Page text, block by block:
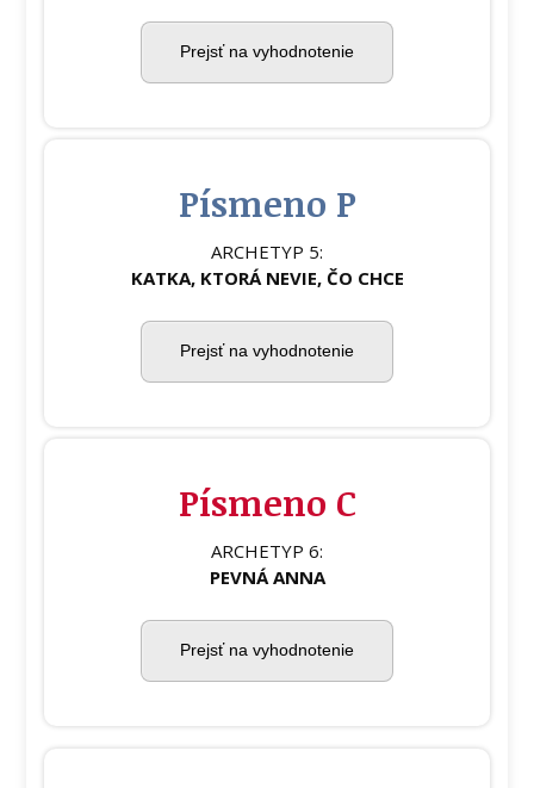
Prejsť na vyhodnotenie
Písmeno P
ARCHETYP 5:
KATKA, KTORÁ NEVIE, ČO CHCE
Prejsť na vyhodnotenie
Písmeno C
ARCHETYP 6:
PEVNÁ ANNA
Prejsť na vyhodnotenie